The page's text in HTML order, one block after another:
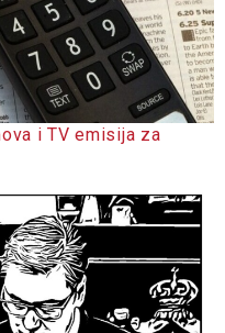
i TV emisija za